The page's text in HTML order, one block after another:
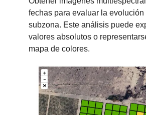
fechas para evaluar la
subzona. Este análisis puede
valores absolutos o
mapa de colores.